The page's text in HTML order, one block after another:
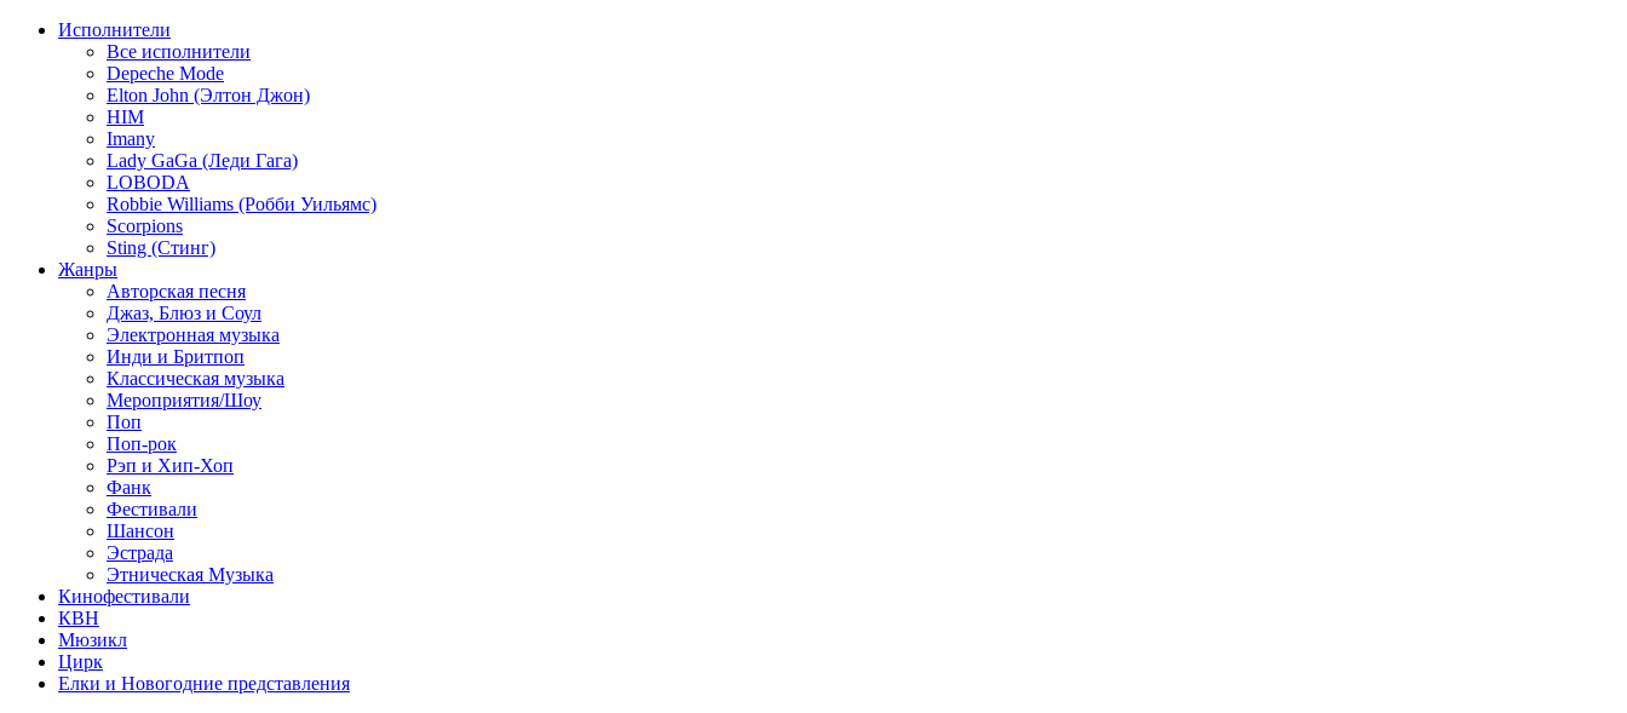
Исполнители
Все исполнители
Depeche Mode
Elton John (Элтон Джон)
HIM
Imany
Lady GaGa (Леди Гага)
LOBODA
Robbie Williams (Робби Уильямс)
Scorpions
Sting (Стинг)
Жанры
Авторская песня
Джаз, Блюз и Соул
Электронная музыка
Инди и Бритпоп
Классическая музыка
Мероприятия/Шоу
Поп
Поп-рок
Рэп и Хип-Хоп
Фанк
Фестивали
Шансон
Эстрада
Этническая Музыка
Кинофестивали
КВН
Мюзикл
Цирк
Елки и Новогодние представления